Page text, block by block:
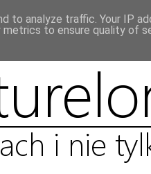
to analyze traffic. Your IP
to ensure quality of